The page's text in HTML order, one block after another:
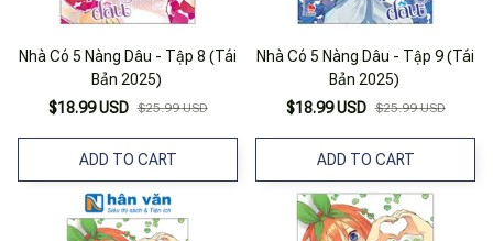
Nhà Có 5 Nàng Dâu - Tập 8 (Tái
Bản 2025)
$18.99 USD $25.99 USD
ADD TO CART
Nhà Có 5 Nàng Dâu - Tập 9 (Tái
Bản 2025)
$18.99 USD $25.99 USD
ADD TO CART